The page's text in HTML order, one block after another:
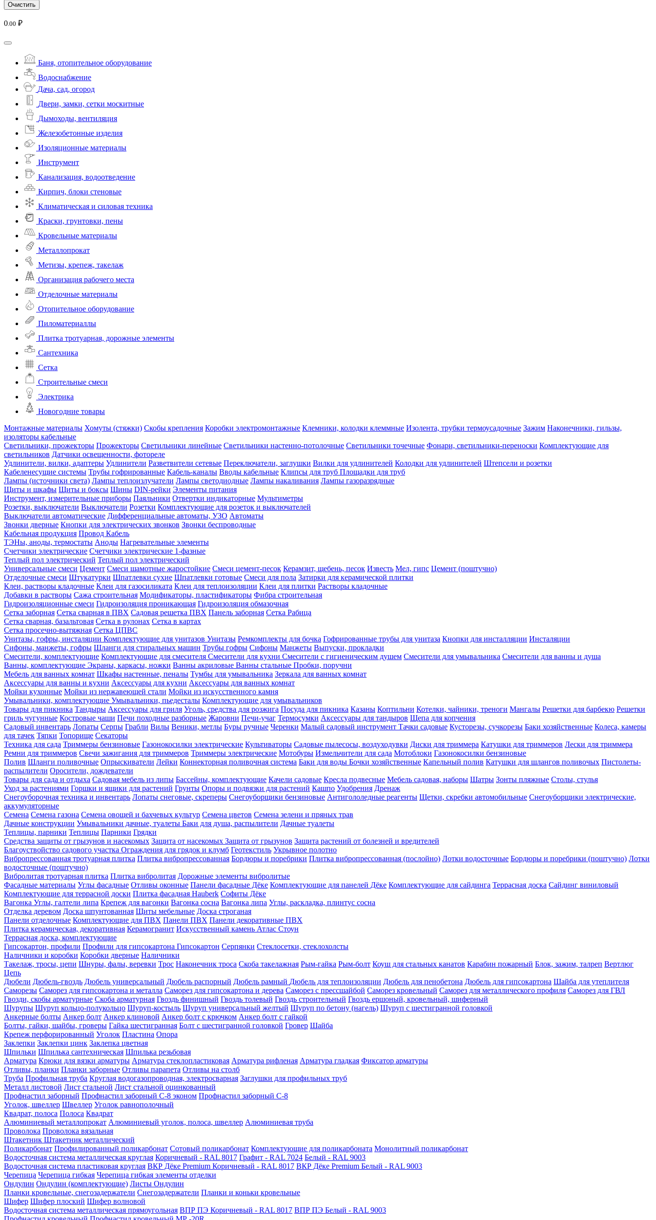
Очистить
0 .00 ₽
Баня, отопительное оборудование
Водоснабжение
Дача, сад, огород
Двери, замки, сетки москитные
Дымоходы, вентиляция
Железобетонные изделия
Изоляционные материалы
Инструмент
Канализация, водоотведение
Кирпич, блоки стеновые
Климатическая и силовая техника
Краски, грунтовки, пены
Кровельные материалы
Металлопрокат
Метизы, крепеж, такелаж
Организация рабочего места
Отделочные материалы
Отопительное оборудование
Пиломатериаллы
Плитка тротуарная, дорожные элементы
Сантехника
Сетка
Строительные смеси
Электрика
Новогодние товары
Монтажные материалы Хомуты (стяжки) Скобы крепления Коробки электромонтажные Клемники, колодки клеммные Изолента, трубки термоусадочные Зажим Наконечники, гильзы,
изоляторы кабельные
Светильники, прожекторы Прожекторы Светильники линейные Светильники настенно-потолочные Светильники точечные Фонари, светильники-переноски Комплектующие для
светильников Датчики освещенности, фотореле
Удлинители, вилки, адаптеры Удлинители Разветвители сетевые Переключатели, заглушки Вилки для удлинителей Колодки для удлинителей Штепсели и розетки
Кабеленесущие системы Трубы гофрированные Кабель-каналы Вводы кабельные Клипсы для труб Площадки для труб
Лампы (источники света) Лампы теплоизлучатели Лампы светодиодные Лампы накаливания Лампы газоразрядные
Щиты и шкафы Щиты и боксы Шины DIN-рейки Элементы питания
Инструмент, измерительные приборы Паяльники Отвертки индикаторные Мультиметры
Розетки, выключатели Выключатели Розетки Комплектующие для розеток и выключателей
Выключатели автоматические Дифференциальные автоматы, УЗО Автоматы
Звонки дверные Кнопки для электрических звонков Звонки беспроводные
Кабельная продукция Провод Кабель
ТЭНы, аноды, термостаты Аноды Нагревательные элементы
Счетчики электрические Счетчики электрические 1-фазные
Теплый пол электрический Теплый пол электрический
Универсальные смеси Цемент Смеси шамотные жаростойкие Смеси цемент-песок Керамзит, щебень, песок Известь Мел, гипс Цемент (поштучно)
Отделочные смеси Штукатурки Шпатлевки сухие Шпатлевки готовые Смеси для пола Затирки для керамической плитки
Клеи, растворы кладочные Клеи для газосиликата Клеи для теплоизоляции Клеи для плитки Растворы кладочные
Добавки в растворы Сажа строительная Модификаторы, пластификаторы Фибра строительная
Гидроизоляционные смеси Гидроизоляция проникающая Гидроизоляция обмазочная
Сетка заборная Сетка сварная в ПВХ Садовая решетка ПВХ Панель заборная Сетка Рабица
Сетка сварная, базальтовая Сетка в рулонах Сетка в картах
Сетка просечно-вытяжная Сетка ЦПВС
Унитазы, гофры, инсталяции Комплектующие для унитазов Унитазы Ремкомплекты для бочка Гофрированные трубы для унитаза Кнопки для инсталляции Инсталяции
Сифоны, манжеты, гофры Шланги для стиральных машин Трубы гофры Сифоны Манжеты Выпуски, прокладки
Смесители, комплектующие Комплектующие для смесителя Смесители для кухни Смесители с гигиеническим душем Смесители для умывальника Смесители для ванны и душа
Ванны, комплектующие Экраны, каркасы, ножки Ванны акриловые Ванны стальные Пробки, поручни
Мебель для ванных комнат Шкафы настенные, пеналы Тумбы для умывальника Зеркала для ванных комнат
Аксессуары для ванны и кухни Аксессуары для кухни Аксессуары для ванных комнат
Мойки кухонные Мойки из нержавеющей стали Мойки из искусственного камня
Умывальники, комплектующие Умывальники, пьедесталы Комплектующие для умывальников
Товары для пикника Тандыры Аксессуары для гриля Уголь, средства для розжига Посуда для пикника Казаны Коптильни Котелки, чайники, треноги Мангалы Решетки для барбекю Решетки
гриль чугунные Костровые чаши Печи походные разборные Жаровни Печи-учаг Термосумки Аксессуары для тандыров Щепа для копчения
Садовый инвентарь Лопаты Серпы Грабли Вилы Веники, метлы Буры ручные Черенки Малый садовый инструмент Тачки садовые Кусторезы, сучкорезы Баки хозяйственные Колеса, камеры
для тачек Тяпки Топорище Секаторы
Техника для сада Триммеры бензиновые Газонокосилки электрические Культиваторы Садовые пылесосы, воздуходувки Диски для триммера Катушки для триммеров Лески для триммера
Ремни для триммеров Свечи зажигания для триммеров Триммеры электрические Мотобуры Измельчители для сада Мотоблоки Газонокосилки бензиновые
Полив Шланги поливочные Опрыскиватели Лейки Коннекторная поливочная система Баки для воды Бочки хозяйственные Капельный полив Катушки для шлангов поливочых Пистолеты-
распылители Оросители, дождеватели
Товары для сада и отдыха Садовая мебель из липы Бассейны, комплектующие Качели садовые Кресла подвесные Мебель садовая, наборы Шатры Зонты пляжные Столы, стулья
Уход за растениями Горшки и ящики для растений Грунты Опоры и подвязки для растений Кашпо Удобрения Дренаж
Снегоуборочная техника и инвентарь Лопаты снеговые, скреперы Снегоуборщики бензиновые Антигололедные реагенты Щетки, скребки автомобильные Снегоуборщики электрические,
аккумуляторные
Семена Семена газона Семена овощей и бахчевых культур Семена цветов Семена зелени и пряных трав
Дачные конструкции Умывальники дачные, туалеты Баки для душа, распылители Дачные туалеты
Теплицы, парники Теплицы Парники Грядки
Средства защиты от грызунов и насекомых Защита от насекомых Защита от грызунов Защита растений от болезней и вредителей
Благоуствойство садового участка Ограждения для грядок и клумб Геотекстиль Укрывное полотно
Вибропрессованная тротуарная плитка Плитка вибропрессованная Бордюры и поребрики Плитка вибропрессованная (послойно) Лотки водосточные Бордюры и поребрики (поштучно) Лотки
водосточные (поштучно)
Вибролитая тротуарная плитка Плитка вибролитая Дорожные элементы вибролитые
Фасадные материалы Углы фасадные Отливы оконные Панели фасадные Дёке Комплектующие для панелей Дёке Комплектующие для сайдинга Террасная доска Сайдинг виниловый
Комплектующие для террасной доски Плитка фасадная Hauberk Софиты Дёке
Вагонка Углы, галтели липа Крепеж для вагонки Вагонка сосна Вагонка липа Углы, раскладка, плинтус сосна
Отделка деревом Доска шпунтованная Щиты мебельные Доска строганая
Панели отделочные Комплектующие для ПВХ Панели ПВХ Панели декоративные ПВХ
Плитка керамическая, декоративная Керамогранит Искусственный камень Атлас Стоун
Террасная доска, комплектующие
Гипсокартон, профили Профили для гипсокартона Гипсокартон Серпянки Стеклосетки, стеклохолсты
Наличники и коробки Коробки дверные Наличники
Такелаж, тросы, цепи Шнуры, фалы, веревки Трос Наконечник троса Скоба такелажная Рым-гайка Рым-болт Коуш для стальных канатов Карабин пожарный Блок, зажим, талреп Вертлюг
Цепь
Дюбели Дюбель-гвоздь Дюбель универсальный Дюбель распорный Дюбель рамный Дюбель для теплоизоляции Дюбель для пенобетона Дюбель для гипсокартона Шайба для утеплителя
Саморезы Саморез для гипсокартона и металла Саморез для гипсокартона и дерева Саморез с прессшайбой Саморез кровельный Саморез для металлического профиля Саморез для ГВЛ
Гвозди, скобы арматурные Скоба арматурная Гвоздь финишный Гвоздь толевый Гвоздь строительный Гвоздь ершоный, кровельный, шиферный
Шурупы Шуруп кольцо-полукольцо Шуруп-костыль Шуруп универсальный желтый Шуруп по бетону (нагель) Шуруп с шестигранной головкой
Анкерные болты Анкер болт Анкер клиновой Анкер болт с крючком Анкер болт с гайкой
Болты, гайки, шайбы, гроверы Гайка шестигранная Болт c шестигранной головкой Гровер Шайба
Крепеж перфорированный Уголок Пластина Опора
Заклепки Заклепки цинк Заклепка цветная
Шпильки Шпилька сантехническая Шпилька резьбовая
Арматура Крюки для вязки арматуры Арматура стеклопластиковая Арматура рифленая Арматура гладкая Фиксатор арматуры
Отливы, планки Планки заборные Отливы парапета Отливы на столб
Труба Профильная труба Круглая водогазопроводная, электросварная Заглушки для профильных труб
Металл листовой Лист стальной Лист стальной оцинкованный
Профнастил заборный Профнастил заборный С-8 эконом Профнастил заборный С-8
Уголок, швеллер Швеллер Уголок равнополочный
Квадрат, полоса Полоса Квадрат
Алюминиевый металлопрокат Алюминиевый уголок, полоса, швеллер Алюминиевая труба
Проволока Проволока вязальная
Штакетник Штакетник металлический
Поликарбонат Профилированный поликарбонат Сотовый поликарбонат Комплектующие для поликарбоната Монолитный поликарбонат
Водосточная система металлическая круглая Коричневый - RAL 8017 Графит - RAL 7024 Белый - RAL 9003
Водосточная система пластиковая круглая ВКР Дёке Premium Коричневый - RAL 8017 ВКР Дёке Premium Белый - RAL 9003
Черепица Черепица гибкая Черепица гибкая элементы отделки
Ондулин Ондулин (комплектующие) Листы Ондулин
Планки кровельные, снегозадержатели Снегозадержатели Планки и коньки кровельные
Шифер Шифер плоский Шифер волновой
Водосточная система металлическая прямоугольная ВПР ПЭ Коричневый - RAL 8017 ВПР ПЭ Белый - RAL 9003